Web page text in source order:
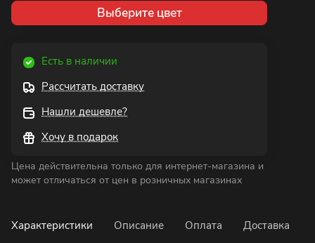
Выберите цвет
Есть в наличии
Рассчитать доставку
Нашли дешевле?
Хочу в подарок
Цена действительна только для интернет-магазина и
может отличаться от цен в розничных магазинах
Характеристики Описание Оплата Доставка